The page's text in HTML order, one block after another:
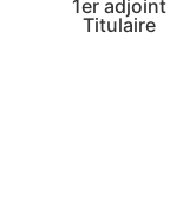
1er adjoint
Titulaire